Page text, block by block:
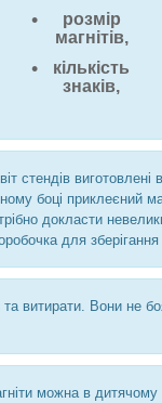
розмір
магнітів,
кількість
знаків,
стендів виготовлені
боці приклеєний
докласти
для зберігання
витирати. Вони не
можна в дитячому